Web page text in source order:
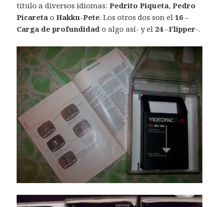
título a diversos idiomas: Pedrito Piqueta,Pedro
Picareta oHakku-Pete. Los otros dos son el16–
Carga de profundidad o algo así- y el 24–Flipper-.